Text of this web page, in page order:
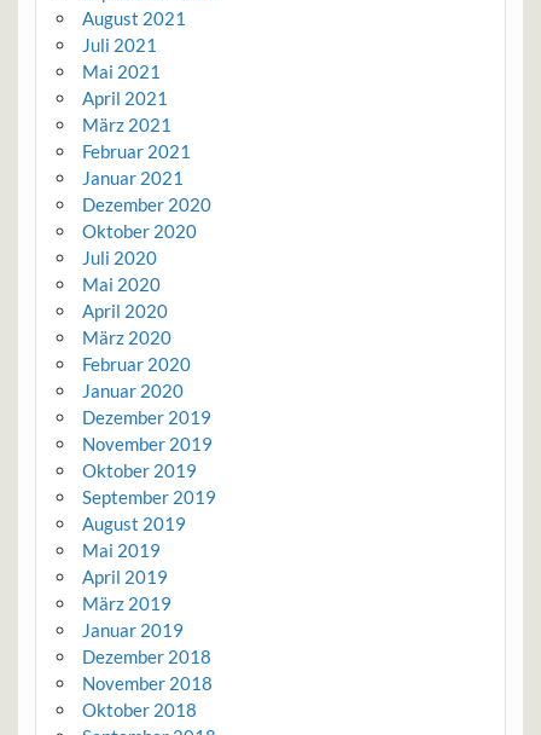
August 2021
Juli 2021
Mai 2021
April 2021
März 2021
Februar 2021
Januar 2021
Dezember 2020
Oktober 2020
Juli 2020
Mai 2020
April 2020
März 2020
Februar 2020
Januar 2020
Dezember 2019
November 2019
Oktober 2019
September 2019
August 2019
Mai 2019
April 2019
März 2019
Januar 2019
Dezember 2018
November 2018
Oktober 2018